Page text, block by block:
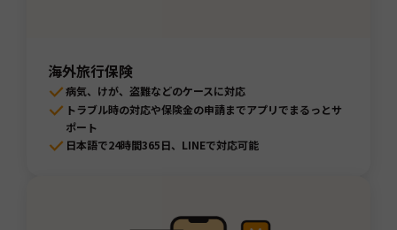
海外旅行保険
病気、けが、盗難などのケースに対応
トラブル時の対応や保険金の申請までアプリでまるっとサ
ポート
日本語で24時間365日、LINEで対応可能